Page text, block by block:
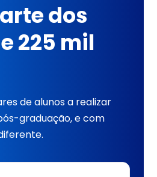
dos
225 mil
de alunos a realizar
graduação, e com